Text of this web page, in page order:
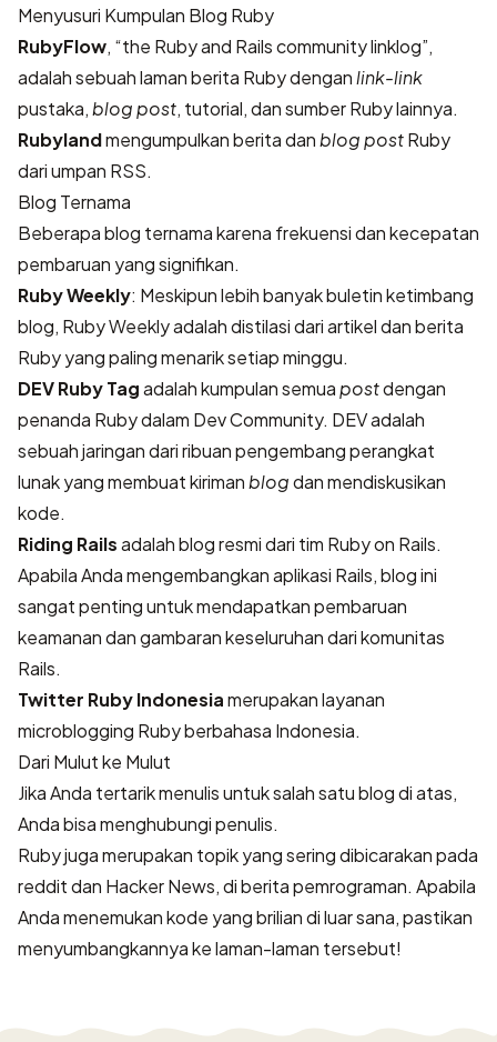
Menyusuri Kumpulan Blog Ruby
RubyFlow, “the Ruby and Rails community linklog”,
adalah sebuah laman berita Ruby denganlink-link
pustaka,blog post, tutorial, dan sumber Ruby lainnya.
Rubylandmengumpulkan berita danblog postRuby
dari umpan RSS.
Blog Ternama
Beberapa blog ternama karena frekuensi dan kecepatan
pembaruan yang signifikan.
Ruby Weekly: Meskipun lebih banyak buletin ketimbang
blog, Ruby Weekly adalah distilasi dari artikel dan berita
Ruby yang paling menarik setiap minggu.
DEV Ruby Tagadalah kumpulan semuapostdengan
penanda Ruby dalam Dev Community. DEV adalah
sebuah jaringan dari ribuan pengembang perangkat
lunak yang membuat kirimanblogdan mendiskusikan
kode.
Riding Railsadalah blog resmi dari tim Ruby on Rails.
Apabila Anda mengembangkan aplikasi Rails, blog ini
sangat penting untuk mendapatkan pembaruan
keamanan dan gambaran keseluruhan dari komunitas
Rails.
Twitter Ruby Indonesiamerupakan layanan
microblogging Ruby berbahasa Indonesia.
Dari Mulut ke Mulut
Jika Anda tertarik menulis untuk salah satu blog di atas,
Anda bisa menghubungi penulis.
Ruby juga merupakan topik yang sering dibicarakan pada
redditdan Hacker News, di berita pemrograman. Apabila
Anda menemukan kode yang brilian di luar sana, pastikan
menyumbangkannya ke laman-laman tersebut!